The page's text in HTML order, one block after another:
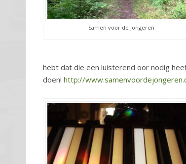
Samen voor de jongeren
hebt dat die een luisterend oor nodig
doen! http://